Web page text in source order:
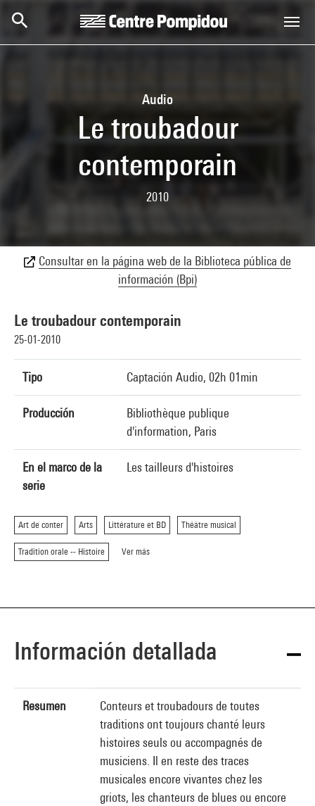
Audio
Le troubadour
contemporain
2010
Consultar en la página web de la Biblioteca pública de
información (Bpi)
Le troubadour contemporain
25-01-2010
Tipo Captación Audio, 02h 01min
Producción
Bibliothèque publique
d'information, Paris
En el marco de la
serie
Les tailleurs d'histoires
Art de conter Arts Littérature et BD Théâtre musical
Tradition orale -- Histoire Ver más
Información detallada
Resumen
Conteurs et troubadours de toutes
traditions ont toujours chanté leurs
histoires seuls ou accompagnés de
musiciens. Il en reste des traces
musicales encore vivantes chez les
griots, les chanteurs de blues ou encore